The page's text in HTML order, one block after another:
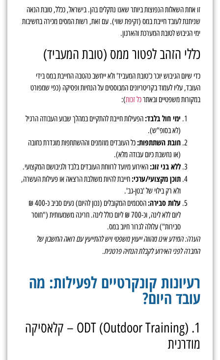
זו אחת השאלות הנפוצות ביותר שאנו נתקלים בהן. בישראל, ככלל, טובת הנאה
שניתנת לעובד חייבת במס (זקיפת שווי). עם זאת, רשות המסים מכירה בחשיבות
ימי הגיבוש לטובת המערכת והארגון.
כללי הזהב לפטור ממס (טובת המעביד)
כדי שיום הגיבוש יוכר כ'טובת המעביד' ולא ייחשב כהטבה החייבת במס בידי
העובד, עליו לעמוד בקריטריונים המבוססים על הנחיות ופסיקה (כפי שמפורט
במקורות משפטיים ובאתרכל זכות):
ימי חול בלבד: הפעילות חייבת להתקיים במהלך שבוע העבודה הרגיל
(לא בסופ"ש).
חובת השתתפות: כל העובדים מוזמנים וההשתתפות מוגדרת כחובה
(או נחשבת כיום עבודה מלא).
ללא בני זוג: האירוע מיועד לרווחת העובדים בלבד ולגיבושם המקצועי.
תוכן מקצועי/ערכי: חייבת להיות משולבת הרצאה או פעילות העשרה,
ולא רק בילוי של 'בטן-גב'.
עלות סבירה:
הסכומים המקובלים (נכון להיום) נעים סביב כ-400 ₪
ליום ללא לינה, וכ-700 ₪ ליום כולל לינה. חריגה משמעותית ("חוסר
סבירות") עלולה לגרור חיוב במס.
הערה: המידע אינו מהווה ייעוץ משפטי ויש להתייעץ עם רואה החשבון של
החברה לפני האירוע לקבלת הנחיה פרטנית.
רעיונות קונקרטיים לפעילות: מה
עובד היום?
1. ODT (Outdoor Training) – קלאסיקה
מודרנית